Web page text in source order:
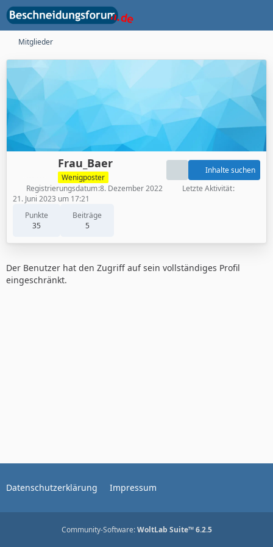
Mitglieder
Frau_Baer
Wenigposter
Punkte
35
Beiträge
5
Inhalte suchen
Registrierungsdatum 8. Dezember 2022
Letzte Aktivität
21. Juni 2023 um 17:21
Der Benutzer hat den Zugriff auf sein vollständiges Profil
eingeschränkt.
Datenschutzerklärung Impressum
Community-Software:WoltLab Suite™ 6.2.5